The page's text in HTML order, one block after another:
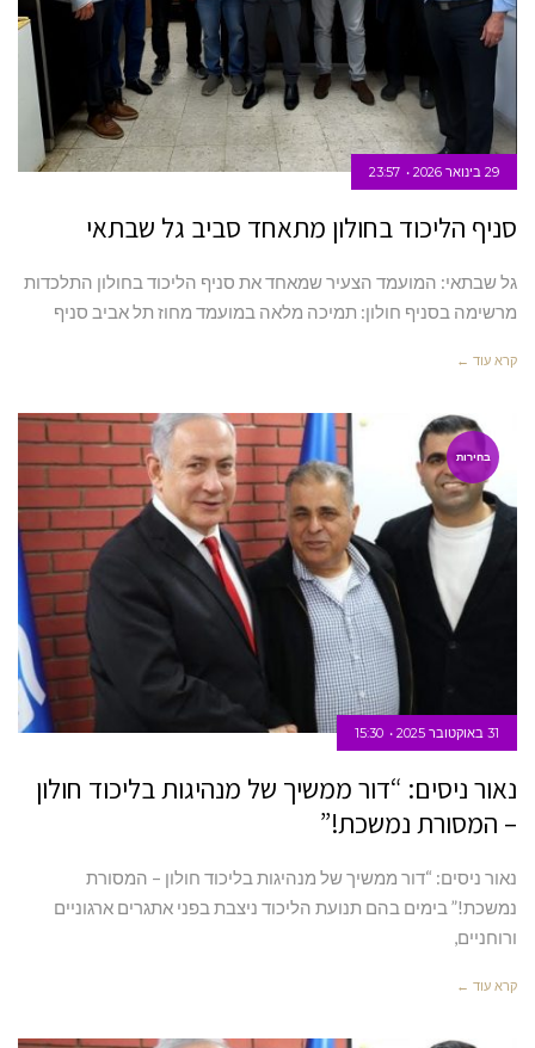
29 בינואר 2026 23:57
סניף הליכוד בחולון מתאחד סביב גל שבתאי
גל שבתאי: המועמד הצעיר שמאחד את סניף הליכוד בחולון התלכדות
מרשימה בסניף חולון: תמיכה מלאה במועמד מחוז תל אביב סניף
קרא עוד ←
בחירות
31 באוקטובר 2025 15:30
נאור ניסים: “דור ממשיך של מנהיגות בליכוד חולון
– המסורת נמשכת!”
נאור ניסים: “דור ממשיך של מנהיגות בליכוד חולון – המסורת
נמשכת!” בימים בהם תנועת הליכוד ניצבת בפני אתגרים ארגוניים
ורוחניים,
קרא עוד ←